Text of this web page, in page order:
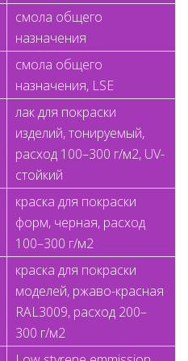
смола общего
назначения
смола общего
назначения, LSE
лак для покраски
изделий, тонируемый,
расход 100–300 г/м2, UV-
стойкий
краска для покраски
форм, черная, расход
100–300 г/м2
краска для покраски
моделей, ржаво-красная
RAL3009, расход 200–
300 г/м2